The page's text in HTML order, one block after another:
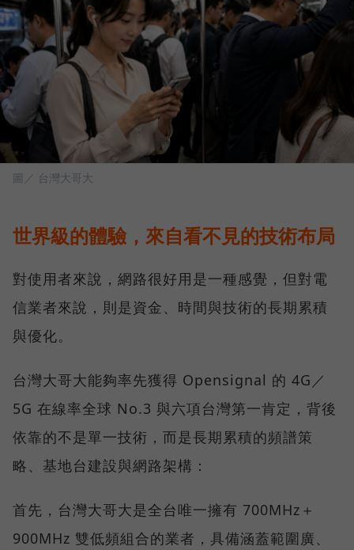
圖／ 台灣大哥大
世界級的體驗，來自看不見的技術布局
對使用者來說，網路很好用是一種感覺，但對電
信業者來說，則是資金、時間與技術的長期累積
與優化。
台灣大哥大能夠率先獲得 Opensignal 的 4G／
5G 在線率全球 No.3 與六項台灣第一肯定，背後
依靠的不是單一技術，而是長期累積的頻譜策
略、基地台建設與網路架構：
首先，台灣大哥大是全台唯一擁有 700MHz＋
900MHz 雙低頻組合的業者，具備涵蓋範圍廣、